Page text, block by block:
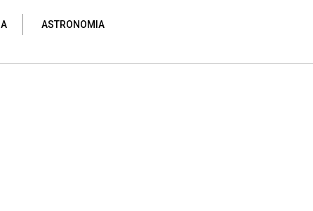
ASTRONOMIA